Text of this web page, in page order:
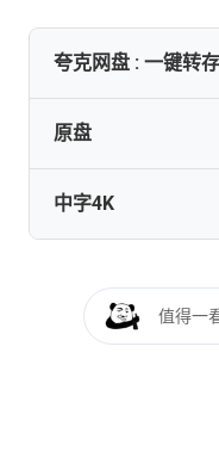
夸克网盘 : 一键转
[全16集][韩语中字][4K
原盘
HBO_Kyle
中字4K
幕
值得一